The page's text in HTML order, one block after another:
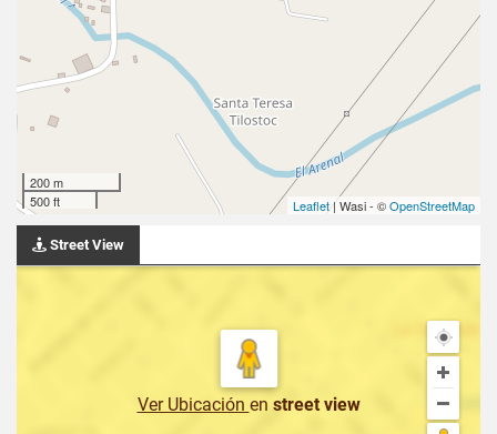
200 m
500 ft
Leaflet | Wasi - ©OpenStreetMap
Street View
Ver Ubicación en street view